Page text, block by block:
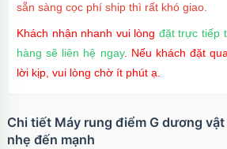
sẵn sàng cọc phí ship thì rất khó giao.
Khách nhận nhanh vui lòng đặt trực tiếp
hàng sẽ liên hệ ngay. Nếu khách đặt
lời kịp, vui lòng chờ ít phút ạ.
Chi tiết Máy rung điểm G dương
nhẹ đến mạnh